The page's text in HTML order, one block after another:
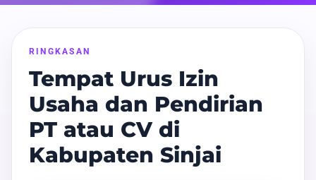
RINGKASAN
Tempat Urus Izin
Usaha dan Pendirian
PT atau CV di
Kabupaten Sinjai